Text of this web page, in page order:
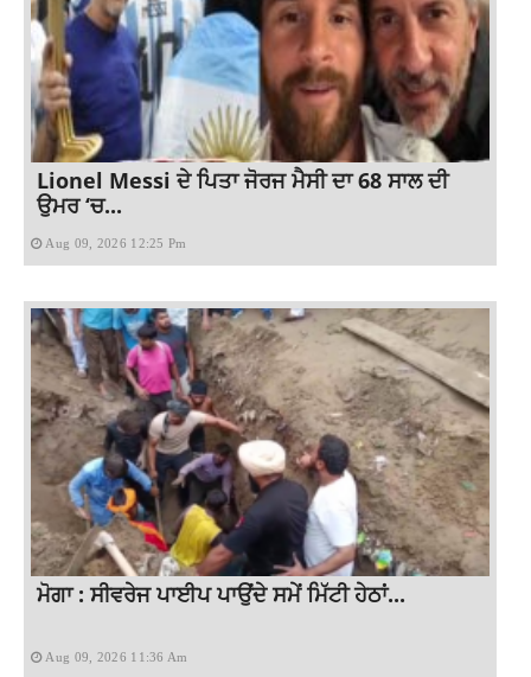
Lionel Messi ਦੇ ਪਿਤਾ ਜੋਰਜ ਮੈਸੀ ਦਾ 68 ਸਾਲ ਦੀ
ਉਮਰ ‘ਚ...
Aug 09, 2026 12:25 Pm
ਮੋਗਾ : ਸੀਵਰੇਜ ਪਾਈਪ ਪਾਉਂਦੇ ਸਮੇਂ ਮਿੱਟੀ ਹੇਠਾਂ...
Aug 09, 2026 11:36 Am